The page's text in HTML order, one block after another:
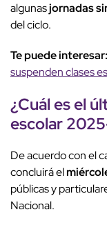
algunasjornadas
del ciclo.
Te puede interesar:
suspenden clases
¿Cuál es el
escolar
De acuerdo con el
concluirá el
públicas y
Nacional.